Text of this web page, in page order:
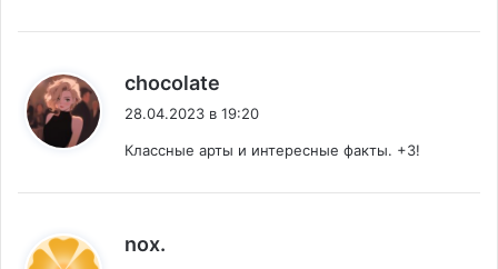
chocolate
28.04.2023 в 19:20
Классные арты и интересные факты. +3!
nox.